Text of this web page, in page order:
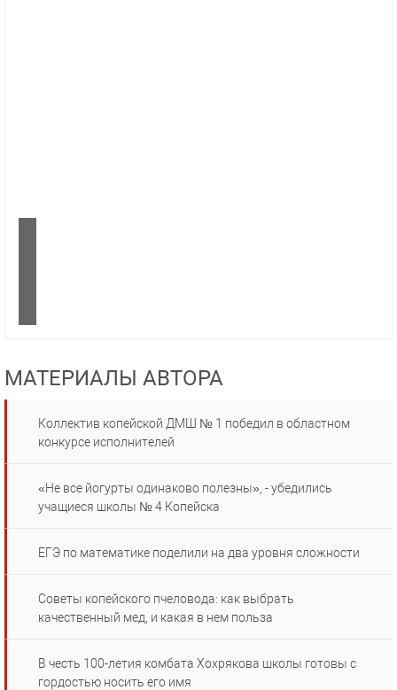
МАТЕРИАЛЫ АВТОРА
Коллектив копейской ДМШ № 1 победил в областном
конкурсе исполнителей
«Не все йогурты одинаково полезны», - убедились
учащиеся школы № 4 Копейска
ЕГЭ по математике поделили на два уровня сложности
Советы копейского пчеловода: как выбрать
качественный мед, и какая в нем польза
В честь 100-летия комбата Хохрякова школы готовы с
гордостью носить его имя